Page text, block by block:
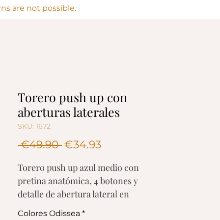
are not possible.
Torero push up con
aberturas laterales
SKU: 1672
€49.90 Regular
€34.93Sale
Torero push up azul medio con
pretina anatómica, 4 botones y
detalle de abertura lateral en
piernas.
Colores Odissea *